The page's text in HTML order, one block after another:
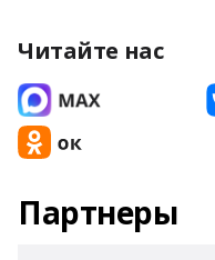
Читайте нас
Партнеры